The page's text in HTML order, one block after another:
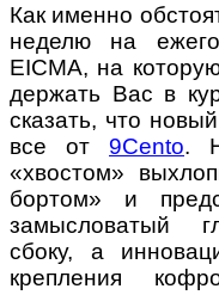
Как именно
неделю на
EICMA, на
держать Вас в
сказать, что
все от 9Cento.
«хвостом»
бортом» и
замысловатый
сбоку, а
крепления